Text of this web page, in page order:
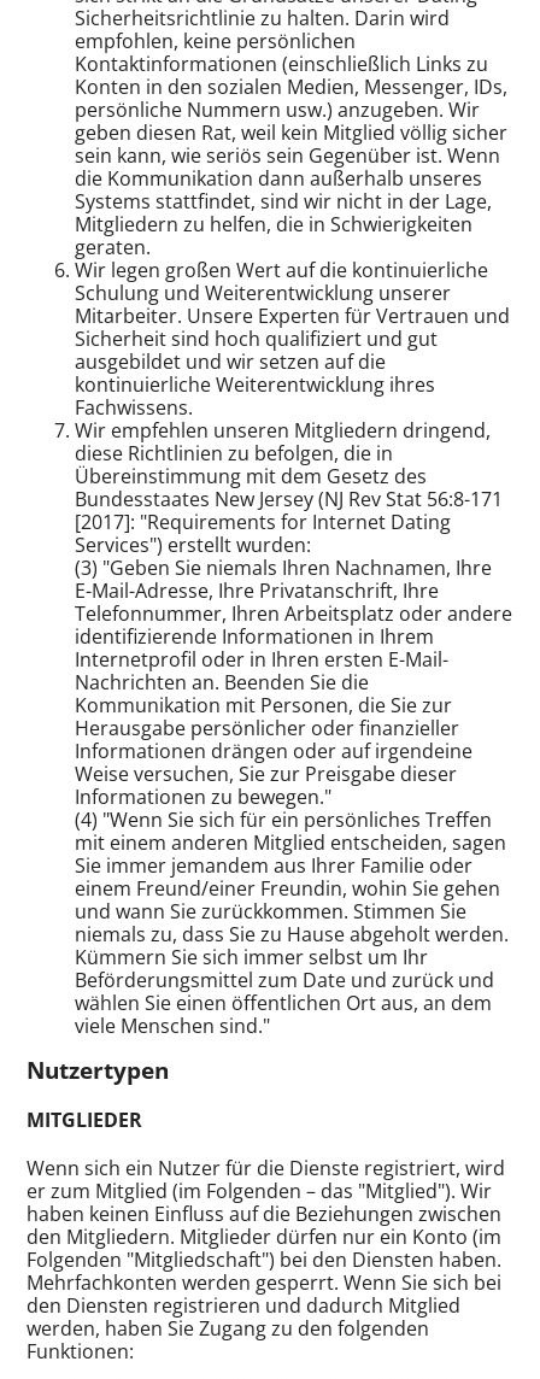
Sicherheitsrichtlinie zu halten. Darin wird
empfohlen, keine persönlichen
Kontaktinformationen (einschließlich Links zu
Konten in den sozialen Medien, Messenger, IDs,
persönliche Nummern usw.) anzugeben. Wir
geben diesen Rat, weil kein Mitglied völlig sicher
sein kann, wie seriös sein Gegenüber ist. Wenn
die Kommunikation dann außerhalb unseres
Systems stattfindet, sind wir nicht in der Lage,
Mitgliedern zu helfen, die in Schwierigkeiten
geraten.
Wir legen großen Wert auf die kontinuierliche
Schulung und Weiterentwicklung unserer
Mitarbeiter. Unsere Experten für Vertrauen und
Sicherheit sind hoch qualifiziert und gut
ausgebildet und wir setzen auf die
kontinuierliche Weiterentwicklung ihres
Fachwissens.
Wir empfehlen unseren Mitgliedern dringend,
diese Richtlinien zu befolgen, die in
Übereinstimmung mit dem Gesetz des
Bundesstaates New Jersey (NJ Rev Stat 56:8-171
[2017]: "Requirements for Internet Dating
Services") erstellt wurden:
(3) "Geben Sie niemals Ihren Nachnamen, Ihre
E-Mail-Adresse, Ihre Privatanschrift, Ihre
Telefonnummer, Ihren Arbeitsplatz oder andere
identifizierende Informationen in Ihrem
Internetprofil oder in Ihren ersten E-Mail-
Nachrichten an. Beenden Sie die
Kommunikation mit Personen, die Sie zur
Herausgabe persönlicher oder finanzieller
Informationen drängen oder auf irgendeine
Weise versuchen, Sie zur Preisgabe dieser
Informationen zu bewegen."
(4) "Wenn Sie sich für ein persönliches Treffen
mit einem anderen Mitglied entscheiden, sagen
Sie immer jemandem aus Ihrer Familie oder
einem Freund/einer Freundin, wohin Sie gehen
und wann Sie zurückkommen. Stimmen Sie
niemals zu, dass Sie zu Hause abgeholt werden.
Kümmern Sie sich immer selbst um Ihr
Beförderungsmittel zum Date und zurück und
wählen Sie einen öffentlichen Ort aus, an dem
viele Menschen sind."
Nutzertypen
MITGLIEDER
Wenn sich ein Nutzer für die Dienste registriert, wird
er zum Mitglied (im Folgenden – das "Mitglied"). Wir
haben keinen Einfluss auf die Beziehungen zwischen
den Mitgliedern. Mitglieder dürfen nur ein Konto (im
Folgenden "Mitgliedschaft") bei den Diensten haben.
Mehrfachkonten werden gesperrt. Wenn Sie sich bei
den Diensten registrieren und dadurch Mitglied
werden, haben Sie Zugang zu den folgenden
Funktionen: